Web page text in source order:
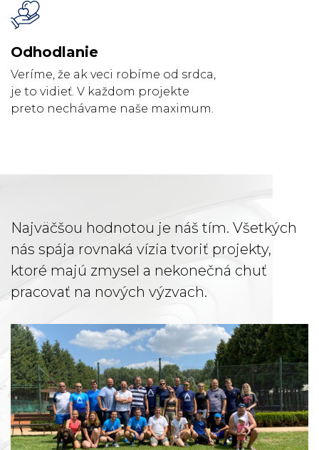
Odhodlanie
Veríme, že ak veci robíme od srdca,
je to vidieť. V každom projekte
preto nechávame naše maximum.
Najväčšou hodnotou je náš tím. Všetkých
nás spája rovnaká vízia tvoriť projekty,
ktoré majú zmysel a nekonečná chuť
pracovať na nových výzvach.